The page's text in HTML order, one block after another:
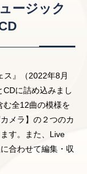
ージック
ス』（2022年8月
に詰め込みまし
む全12曲の模様を
メラ】の２つのカ
す。また、Live
合わせて編集・収